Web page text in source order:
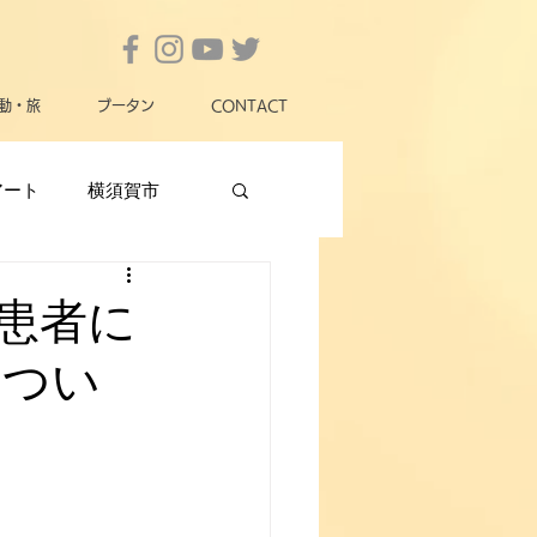
・旅 ブータン CONTACT
ト 横須賀市
動物愛護
者に
い